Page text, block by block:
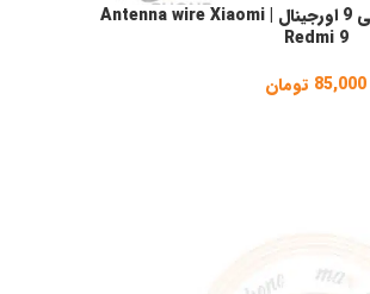
سیم آنتن شیائومی ردمی 9 اورجینال | Antenna wire Xiaomi
Redmi 9
85,000 تومان